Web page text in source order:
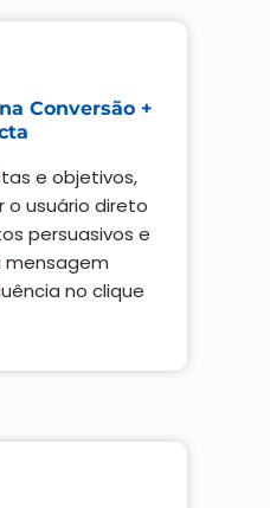
Conversão +
e objetivos,
o usuário direto
persuasivos e
mensagem
no clique